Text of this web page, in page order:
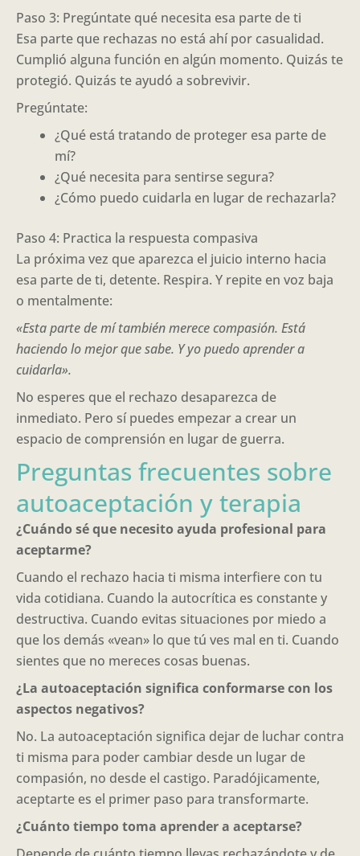
Paso 3: Pregúntate qué necesita esa parte de ti
Esa parte que rechazas no está ahí por casualidad.
Cumplió alguna función en algún momento. Quizás te
protegió. Quizás te ayudó a sobrevivir.
Pregúntate:
¿Qué está tratando de proteger esa parte de
mí?
¿Qué necesita para sentirse segura?
¿Cómo puedo cuidarla en lugar de rechazarla?
Paso 4: Practica la respuesta compasiva
La próxima vez que aparezca el juicio interno hacia
esa parte de ti, detente. Respira. Y repite en voz baja
o mentalmente:
«Esta parte de mí también merece compasión. Está
haciendo lo mejor que sabe. Y yo puedo aprender a
cuidarla».
No esperes que el rechazo desaparezca de
inmediato. Pero sí puedes empezar a crear un
espacio de comprensión en lugar de guerra.
Preguntas frecuentes sobre
autoaceptación y terapia
¿Cuándo sé que necesito ayuda profesional para
aceptarme?
Cuando el rechazo hacia ti misma interfiere con tu
vida cotidiana. Cuando la autocrítica es constante y
destructiva. Cuando evitas situaciones por miedo a
que los demás «vean» lo que tú ves mal en ti. Cuando
sientes que no mereces cosas buenas.
¿La autoaceptación significa conformarse con los
aspectos negativos?
No. La autoaceptación significa dejar de luchar contra
ti misma para poder cambiar desde un lugar de
compasión, no desde el castigo. Paradójicamente,
aceptarte es el primer paso para transformarte.
¿Cuánto tiempo toma aprender a aceptarse?